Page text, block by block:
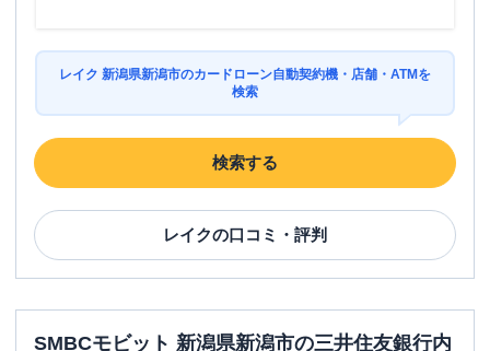
レイク 新潟県新潟市のカードローン自動契約機・店舗・ATMを
検索
検索する
レイクの口コミ・評判
SMBCモビット 新潟県新潟市の三井住友銀行内